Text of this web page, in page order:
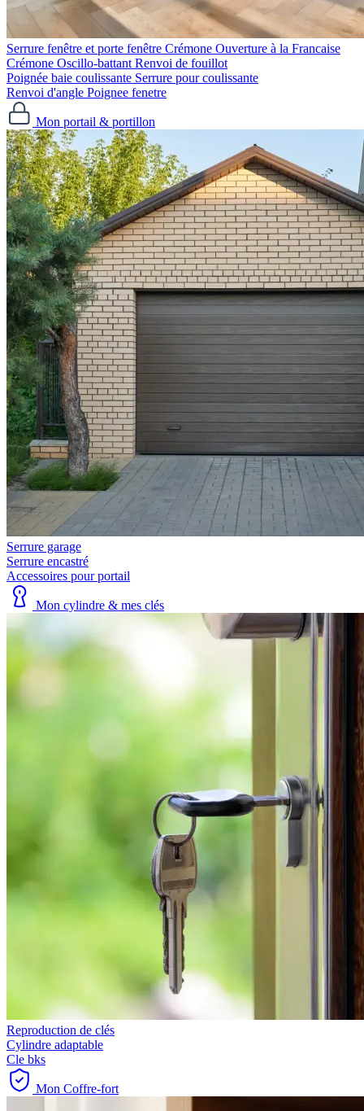
Serrure fenêtre et porte fenêtre Crémone Ouverture à la Francaise
Crémone Oscillo-battant Renvoi de fouillot
Poignée baie coulissante Serrure pour coulissante
Renvoi d'angle Poignee fenetre
Mon portail & portillon
Serrure garage
Serrure encastré
Accessoires pour portail
Mon cylindre & mes clés
Reproduction de clés
Cylindre adaptable
Cle bks
Mon Coffre-fort